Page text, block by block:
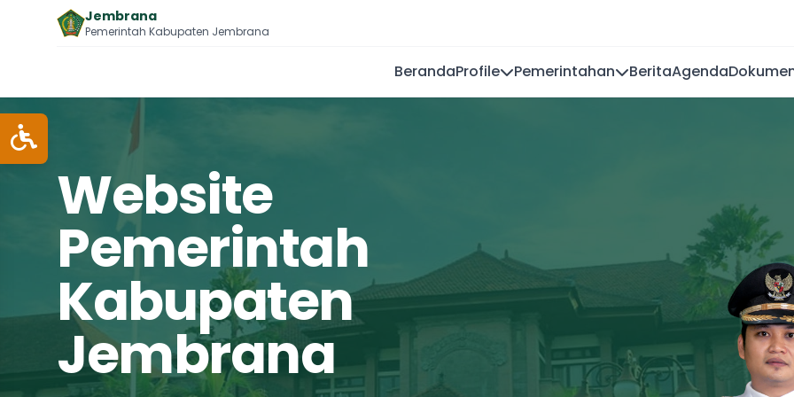
Jembrana
Pemerintah Kabupaten Jembrana
BerandaProfile Pemerintahan BeritaAgenda
Website
Pemerintah
Kabupaten
Jembrana